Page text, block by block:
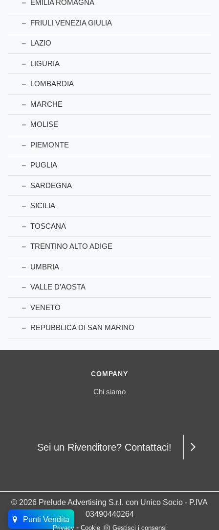
Punti Vendita
EMILIA ROMAGNA
FRIULI VENEZIA GIULIA
LAZIO
LIGURIA
LOMBARDIA
MARCHE
MOLISE
PIEMONTE
PUGLIA
SARDEGNA
SICILIA
TOSCANA
TRENTINO ALTO ADIGE
UMBRIA
VALLE D'AOSTA
VENETO
REPUBBLICA DI SAN MARINO
COMPANY
Chi siamo
Sei un Rivenditore? Contattaci!
© 2026 Prelude Advertising S.r.l. con Unico Socio - P.IVA
03490440264
Privacy- Cookie Gestisci i consensi